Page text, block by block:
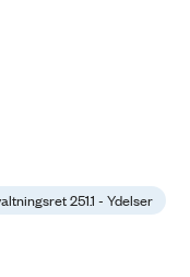
251.1 - Ydelser